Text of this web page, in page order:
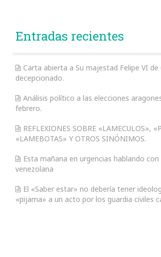
Entradas recientes
Carta abierta a Su majestad Felipe VI
decepcionado.
Análisis político a las elecciones
febrero.
REFLEXIONES SOBRE «LAMECULOS»,
«LAMEBOTAS» Y OTROS SINÓNIMOS.
Esta mañana en urgencias hablando
venezolana
El «Saber estar» no debería tener
«pijama» a un acto por los guardia civiles